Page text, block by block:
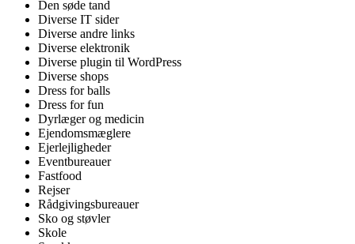
Den søde tand
Diverse IT sider
Diverse andre links
Diverse elektronik
Diverse plugin til WordPress
Diverse shops
Dress for balls
Dress for fun
Dyrlæger og medicin
Ejendomsmæglere
Ejerlejligheder
Eventbureauer
Fastfood
Rejser
Rådgivingsbureauer
Sko og støvler
Skole